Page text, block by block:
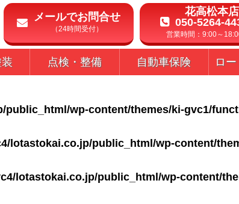
メールでお問合せ
（24時間受付）
花高松本店
050-5264-
営業時間：9:00～
点検・整備 自動車保険 ロ
public_html/wp-content/themes/ki-gvc1/
lotastokai.co.jp/public_html/wp-content/
lotastokai.co.jp/public_html/wp-content/